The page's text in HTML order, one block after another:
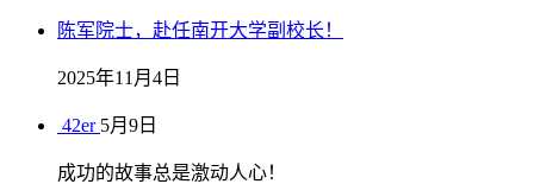
陈军院士，赴任南开大学副校长！
2025年11月4日
42er 5月9日
成功的故事总是激动人心！